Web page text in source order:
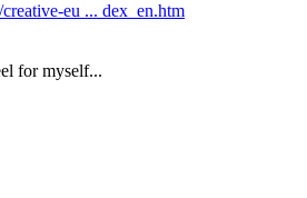
eu ... dex_en.htm
for myself...